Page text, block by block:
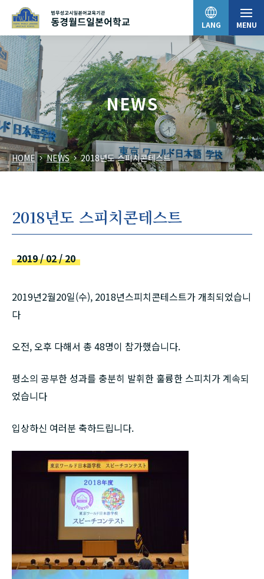
LANG MENU
日本語
English
中文（简体）
Tiếng Việt
NEWS
HOME NEWS 2018년도 스피치콘테스트
2018년도 스피치콘테스트
2019 / 02 / 20
2019년2월20일(수), 2018년스피치콘테스트가 개최되었습니
다
오전, 오후 다해서 총 48명이 참가했습니다.
평소의 공부한 성과를 충분히 발휘한 훌륭한 스피치가 계속되
었습니다
입상하신 여러분 축하드립니다.